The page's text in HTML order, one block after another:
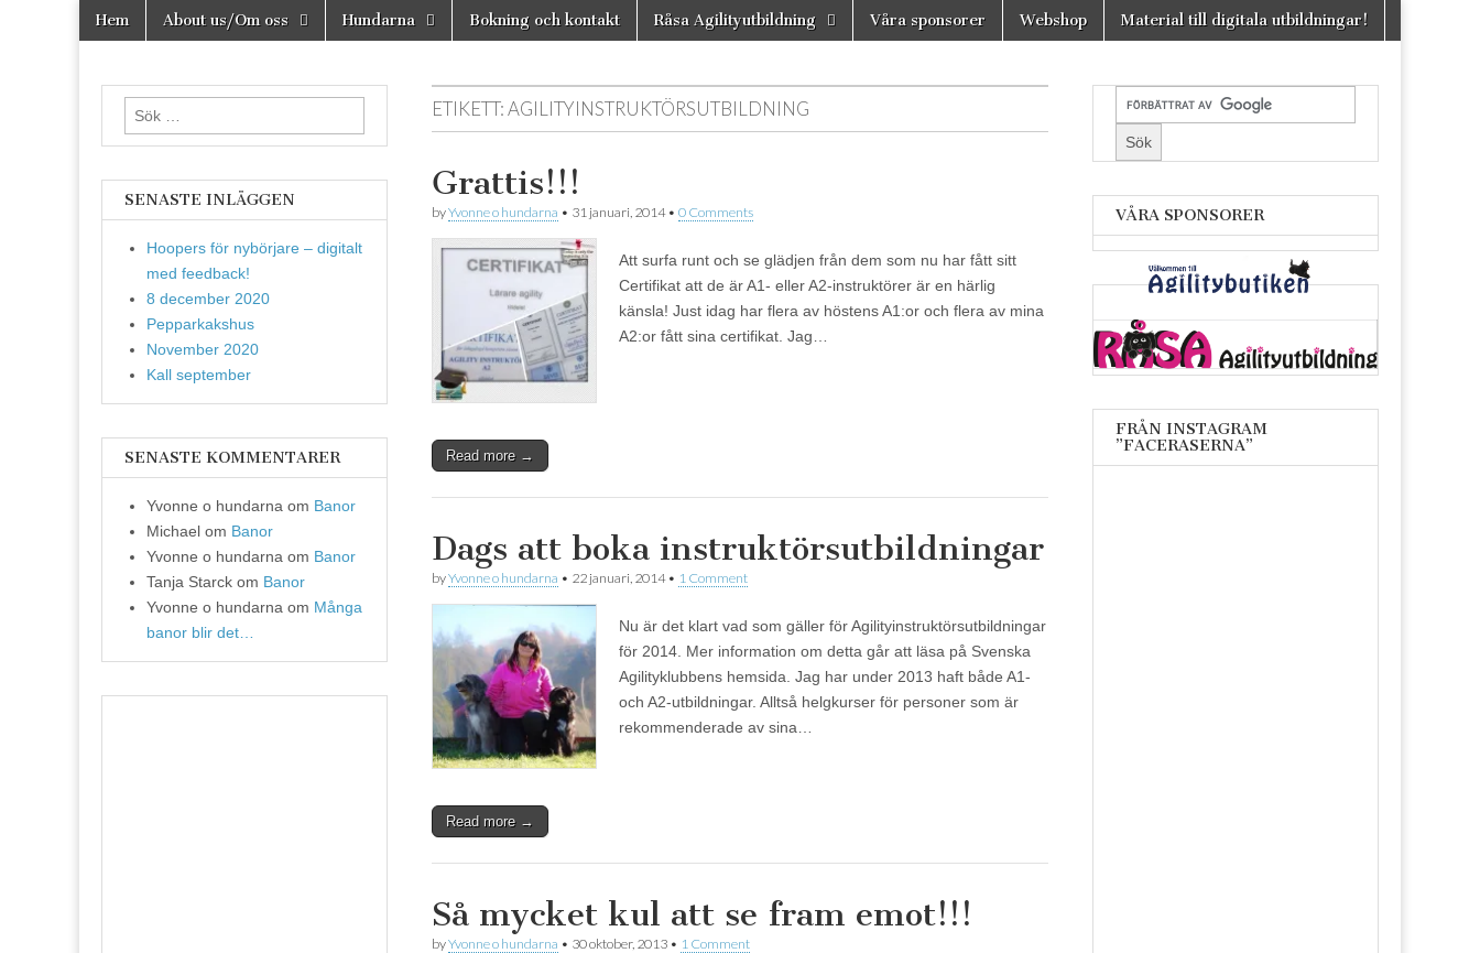
Agilitydomaren
Agilitydomaren
Main
menu
Skip
Hem About us/Om oss Hundarna Bokning och kontakt Råsa Agilityutbildning Våra sponsorer Webshop Material till digitala utbildningar!
ETIKETT:AGILITYINSTRUKTÖRSUTBILDNING
Grattis!!!
byYvonne o hundarna • 31 januari, 2014• 0 Comments
Att surfa runt och se glädjen från dem som nu har fått sitt
Certifikat att de är A1- eller A2-instruktörer är en härlig
känsla! Just idag har flera av höstens A1:or och flera av mina
A2:or fått sina certifikat. Jag…
Read more →
Dags att boka instruktörsutbildningar
byYvonne o hundarna • 22 januari, 2014• 1 Comment
Nu är det klart vad som gäller för Agilityinstruktörsutbildningar
för 2014. Mer information om detta går att läsa på Svenska
Agilityklubbens hemsida. Jag har under 2013 haft både A1-
och A2-utbildningar. Alltså helgkurser för personer som är
rekommenderade av sina…
Read more →
Så mycket kul att se fram emot!!!
byYvonne o hundarna • 30 oktober, 2013 • 1 Comment
Sök
efter:
SENASTE INLÄGGEN
Hoopers för nybörjare – digitalt
med feedback!
8 december 2020
Pepparkakshus
November 2020
Kall september
SENASTE KOMMENTARER
Yvonne o hundarna om Banor
Michael om Banor
Yvonne o hundarna om Banor
Tanja Starck om Banor
Yvonne o hundarna om Många
banor blir det…
VÅRA SPONSORER
FRÅN INSTAGRAM
”FACERASERNA”